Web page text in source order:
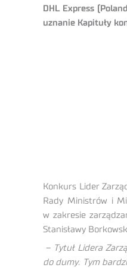
DHL Express
uznanie Kapituły
Konkurs Lider
Rady Ministrów i
w zakresie
Stanisławy
– Tytuł Lidera
do dumy. Tym